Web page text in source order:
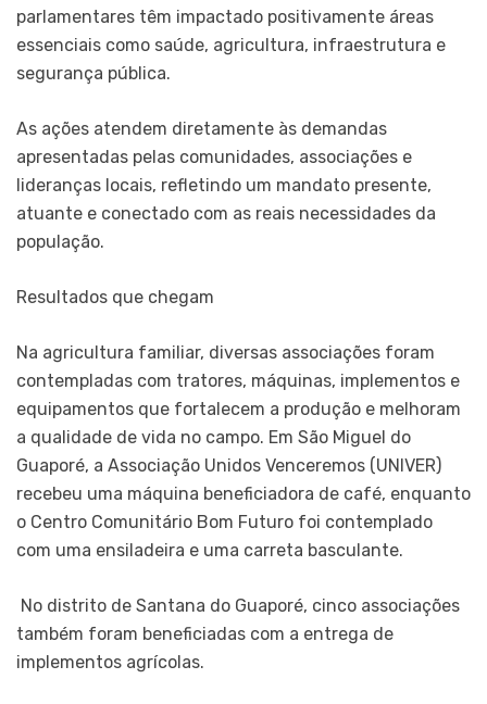
parlamentares têm impactado positivamente áreas
essenciais como saúde, agricultura, infraestrutura e
segurança pública.
As ações atendem diretamente às demandas
apresentadas pelas comunidades, associações e
lideranças locais, refletindo um mandato presente,
atuante e conectado com as reais necessidades da
população.
Resultados que chegam
Na agricultura familiar, diversas associações foram
contempladas com tratores, máquinas, implementos e
equipamentos que fortalecem a produção e melhoram
a qualidade de vida no campo. Em São Miguel do
Guaporé, a Associação Unidos Venceremos (UNIVER)
recebeu uma máquina beneficiadora de café, enquanto
o Centro Comunitário Bom Futuro foi contemplado
com uma ensiladeira e uma carreta basculante.
No distrito de Santana do Guaporé, cinco associações
também foram beneficiadas com a entrega de
implementos agrícolas.